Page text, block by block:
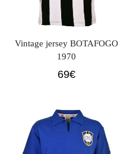
Vintage jersey BOTAFOGO
1970
69€